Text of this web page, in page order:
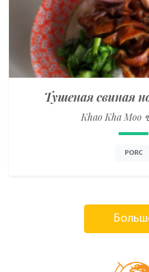
Тушеная свиная
Khao Kha Moo
PORC